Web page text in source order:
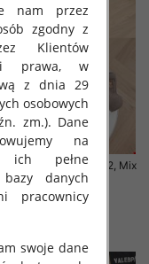
damskie Roz 35-42, Mix
kolor Paczka 40 szt
3.20 zł
nam przez
zgodny z
Klientów
prawa, w
z dnia 29
osobowych
zm.). Dane
na
ich pełne
danych
pracownicy
swoje dane